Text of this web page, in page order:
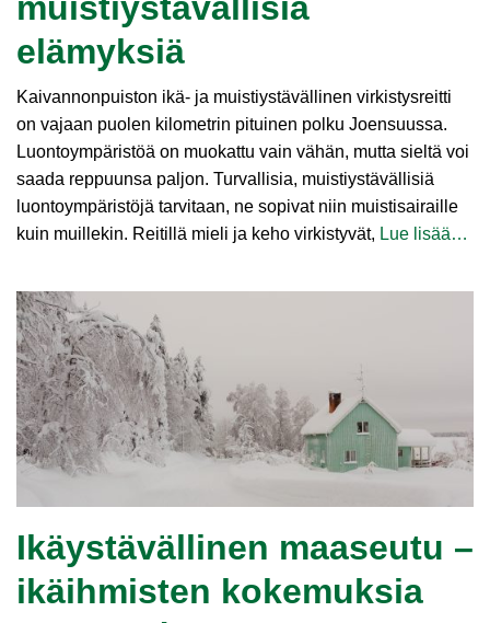
elämyksiä
Kaivannonpuiston ikä- ja muistiystävällinen virkistysreitti
on vajaan puolen kilometrin pituinen polku Joensuussa.
Luontoympäristöä on muokattu vain vähän, mutta sieltä voi
saada reppuunsa paljon. Turvallisia, muistiystävällisiä
luontoympäristöjä tarvitaan, ne sopivat niin muistisairaille
kuin muillekin. Reitillä mieli ja keho virkistyvät, Lue lisää…
Ikäystävällinen maaseutu –
ikäihmisten kokemuksia